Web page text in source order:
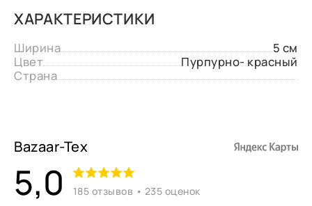
ХАРАКТЕРИСТИКИ
Ширина
5 см
Цвет
Пурпурно- красный
Страна
Bazaar-Tex
5,0 185 отзывов • 235 оценок